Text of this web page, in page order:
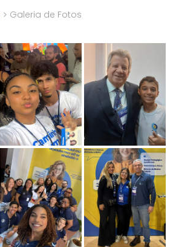
Galeria de Fotos